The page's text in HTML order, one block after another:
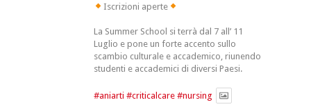
Iscrizioni aperte
La Summer School si terrà dal 7 all’ 11
Luglio e pone un forte accento sullo
scambio culturale e accademico, riunendo
studenti e accademici di diversi Paesi.
#aniarti #criticalcare #nursing